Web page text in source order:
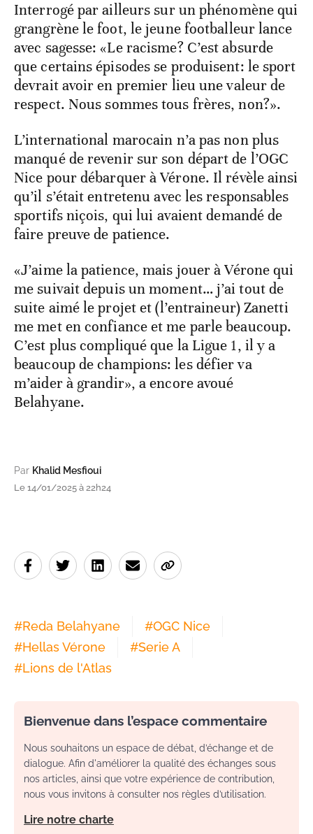
Interrogé par ailleurs sur un phénomène qui
grangrène le foot, le jeune footballeur lance
avec sagesse: «Le racisme? C’est absurde
que certains épisodes se produisent: le sport
devrait avoir en premier lieu une valeur de
respect. Nous sommes tous frères, non?».
L’international marocain n’a pas non plus
manqué de revenir sur son départ de l’OGC
Nice pour débarquer à Vérone. Il révèle ainsi
qu’il s’était entretenu avec les responsables
sportifs niçois, qui lui avaient demandé de
faire preuve de patience.
«J’aime la patience, mais jouer à Vérone qui
me suivait depuis un moment… j’ai tout de
suite aimé le projet et (l’entraineur) Zanetti
me met en confiance et me parle beaucoup.
C’est plus compliqué que la Ligue 1, il y a
beaucoup de champions: les défier va
m’aider à grandir», a encore avoué
Belahyane.
Par Khalid Mesfioui
Le 14/01/2025 à 22h24
#Reda Belahyane #OGC Nice
#Hellas Vérone #Serie A
#Lions de l'Atlas
Bienvenue dans l’espace commentaire
Nous souhaitons un espace de débat, d’échange et de
dialogue. Afin d'améliorer la qualité des échanges sous
nos articles, ainsi que votre expérience de contribution,
nous vous invitons à consulter nos règles d’utilisation.
Lire notre charte